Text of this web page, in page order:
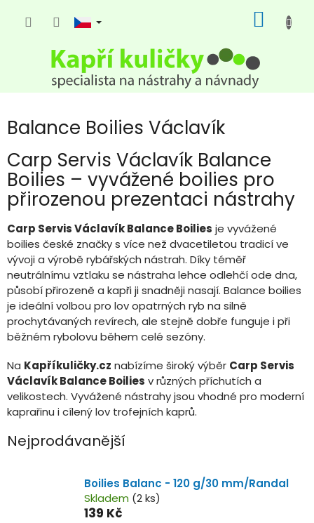
KOŠÍK
Balance Boilies Václavík
Carp Servis Václavík Balance
Boilies – vyvážené boilies pro
přirozenou prezentaci nástrahy
Carp Servis Václavík Balance Boilies je vyvážené
boilies české značky s více než dvacetiletou tradicí ve
vývoji a výrobě rybářských nástrah. Díky téměř
neutrálnímu vztlaku se nástraha lehce odlehčí ode dna,
působí přirozeně a kapři ji snadněji nasají. Balance boilies
je ideální volbou pro lov opatrných ryb na silně
prochytávaných revírech, ale stejně dobře funguje i při
běžném rybolovu během celé sezóny.
Na Kapříkuličky.cz nabízíme široký výběr Carp Servis
Václavík Balance Boilies v různých příchutích a
velikostech. Vyvážené nástrahy jsou vhodné pro moderní
kaprařinu i cílený lov trofejních kaprů.
Nejprodávanější
Boilies Balanc - 120 g/30 mm/Randal
Skladem (2 ks)
139 Kč